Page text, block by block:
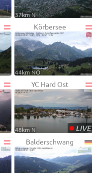
37km N
Körbersee
44km NO
YC Hard Ost
•LIVE
48km N
Balderschwang